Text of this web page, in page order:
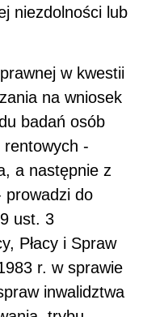
niezdolności lub
w kwestii
na wniosek
badań osób
rentowych -
a następnie z
prowadzi do
ust. 3
Płacy i Spraw
r. w sprawie
inwalidztwa